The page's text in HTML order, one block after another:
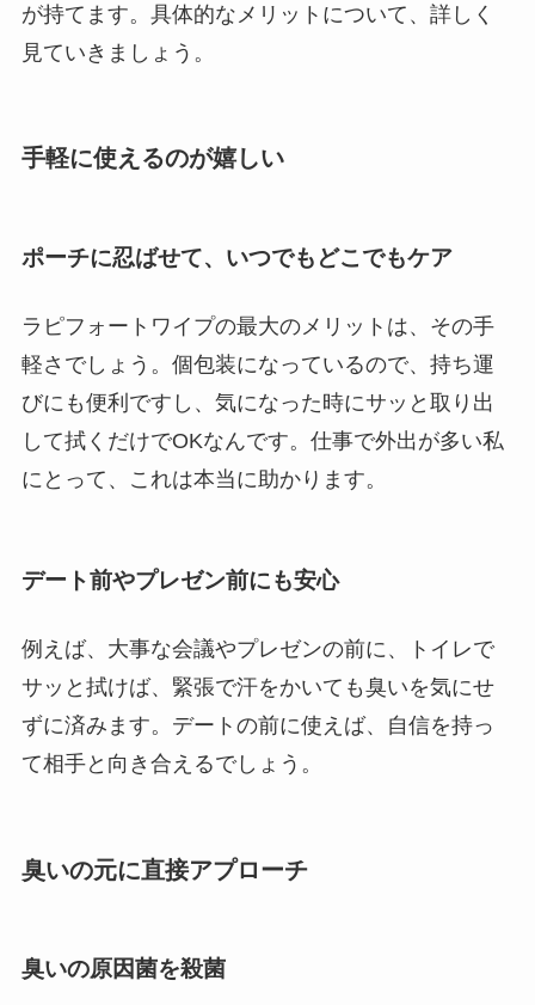
が持てます。具体的なメリットについて、詳しく
見ていきましょう。
手軽に使えるのが嬉しい
ポーチに忍ばせて、いつでもどこでもケア
ラピフォートワイプの最大のメリットは、その手
軽さでしょう。個包装になっているので、持ち運
びにも便利ですし、気になった時にサッと取り出
して拭くだけでOKなんです。仕事で外出が多い私
にとって、これは本当に助かります。
デート前やプレゼン前にも安心
例えば、大事な会議やプレゼンの前に、トイレで
サッと拭けば、緊張で汗をかいても臭いを気にせ
ずに済みます。デートの前に使えば、自信を持っ
て相手と向き合えるでしょう。
臭いの元に直接アプローチ
臭いの原因菌を殺菌